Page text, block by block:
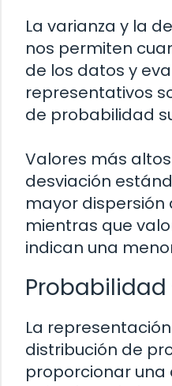
La varianza y la
nos permiten
de los datos y
representativos
de probabilidad
Valores más
desviación
mayor dispersión
mientras que
indican una
La
distribución de
proporcionar una